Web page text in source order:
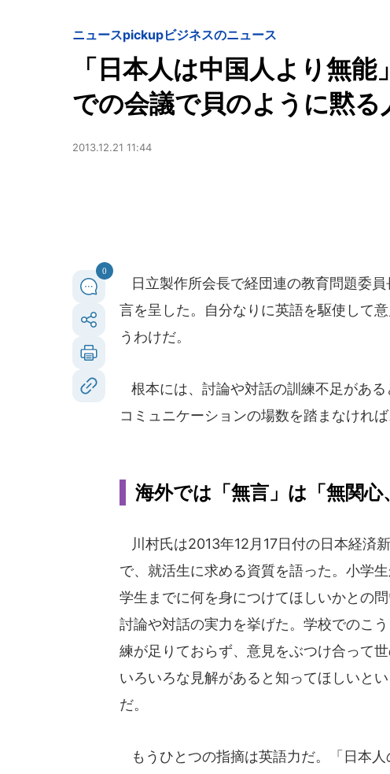
ニュースpickupビジネスのニュース
「日本人は中国人より無
での会議で貝のように黙る
2013.12.21 11:44
0
日立製作所会長で経団連の教育問題委
言を呈した。自分なりに英語を駆使して
うわけだ。
根本には、討論や対話の訓練不足があ
コミュニケーションの場数を踏まなければ
海外では「無言」は「無関
川村氏は2013年12月17日付の日本経済
で、就活生に求める資質を語った。小学
学生までに何を身につけてほしいかとの問
討論や対話の実力を挙げた。学校でのこう
練が足りておらず、意見をぶつけ合って
いろいろな見解があると知ってほしいと
だ。
もうひとつの指摘は英語力だ。「日本